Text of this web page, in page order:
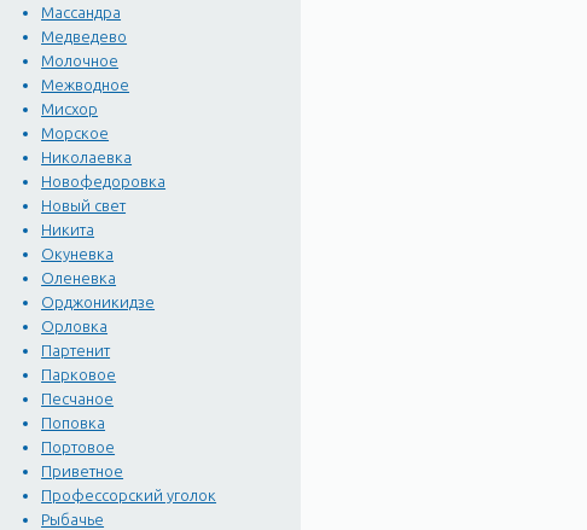
Массандра
Медведево
Молочное
Межводное
Мисхор
Морское
Николаевка
Новофедоровка
Новый свет
Никита
Окуневка
Оленевка
Орджоникидзе
Орловка
Партенит
Парковое
Песчаное
Поповка
Портовое
Приветное
Профессорский уголок
Рыбачье